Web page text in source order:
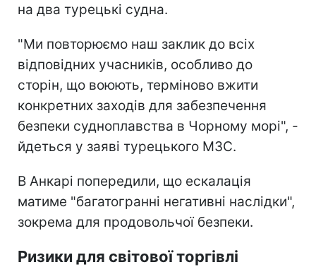
на два турецькі судна.
"Ми повторюємо наш заклик до всіх
відповідних учасників, особливо до
сторін, що воюють, терміново вжити
конкретних заходів для забезпечення
безпеки судноплавства в Чорному морі", -
йдеться у заяві турецького МЗС.
В Анкарі попередили, що ескалація
матиме "багатогранні негативні наслідки",
зокрема для продовольчої безпеки.
Ризики для світової торгівлі